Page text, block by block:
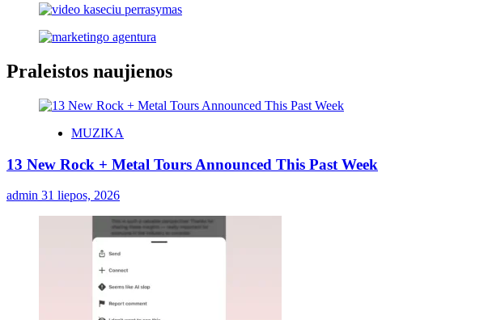
Praleistos naujienos
MUZIKA
13 New Rock + Metal Tours Announced This Past Week
admin 31 liepos, 2026